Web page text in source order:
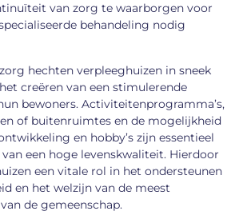
van zorg te waarborgen voor
behandeling nodig
hechten verpleeghuizen in sneek
creëren van een stimulerende
bewoners. Activiteitenprogramma’s,
of buitenruimtes en de mogelijkheid
en hobby’s zijn essentieel
een hoge levenskwaliteit. Hierdoor
een vitale rol in het ondersteunen
en het welzijn van de meest
de gemeenschap.